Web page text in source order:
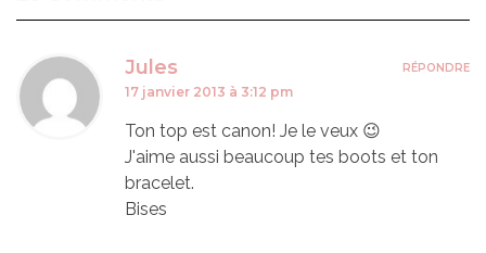
Jules
17 janvier 2013 à 3:12 pm
Ton top est canon! Je le veux 😉
J'aime aussi beaucoup tes boots et ton
bracelet.
Bises
RÉPONDRE